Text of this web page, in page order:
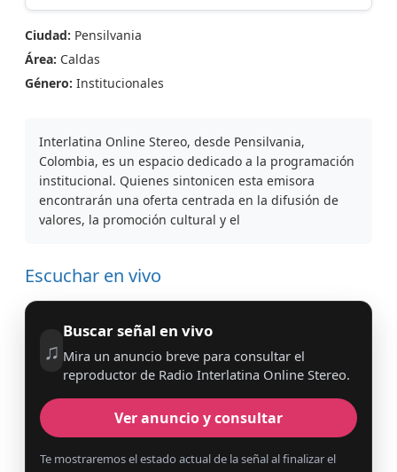
Ciudad: Pensilvania
Área: Caldas
Género: Institucionales
Interlatina Online Stereo, desde Pensilvania,
Colombia, es un espacio dedicado a la programación
institucional. Quienes sintonicen esta emisora
encontrarán una oferta centrada en la difusión de
valores, la promoción cultural y el
Escuchar en vivo
♫
Buscar señal en vivo
Mira un anuncio breve para consultar el
reproductor de Radio Interlatina Online Stereo.
Ver anuncio y consultar
Te mostraremos el estado actual de la señal al finalizar el